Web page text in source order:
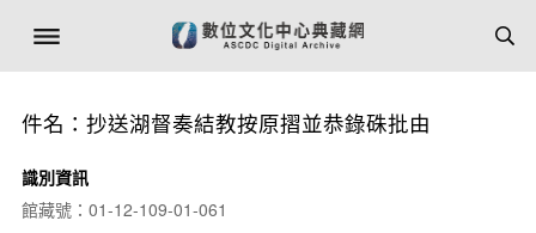
件名：抄送湖督奏結教按原摺並恭錄硃批由
識別資訊
館藏號：01-12-109-01-061